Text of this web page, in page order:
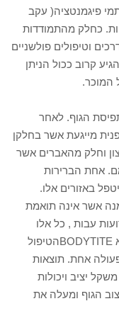
פיגמנטציה( עקב
כחלק מהתמודדות
וטיפולים פולשניים
קרוב ככול הניתן
המוכר.
הגוף. לאחר
מייגעת אשר בחלקן
וחלק מהאברים אשר
אחת הברירות
באזורים אלו.
אשר אינה תואמת
עבות , כל אלו
ניתנים לשיפור ניכר בעזרת טיפול אשר נקרא BODYTITEהטיפול
אחת. תוצאות
יציב ויכולות
הגוף ומעלה את